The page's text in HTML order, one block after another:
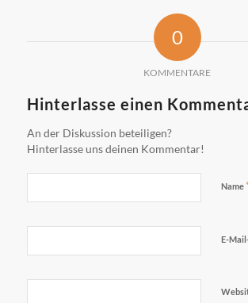
0
KOMMENTARE
Hinterlasse einen
An der Diskussion beteiligen?
Hinterlasse uns deinen Kommentar!
Name
E-